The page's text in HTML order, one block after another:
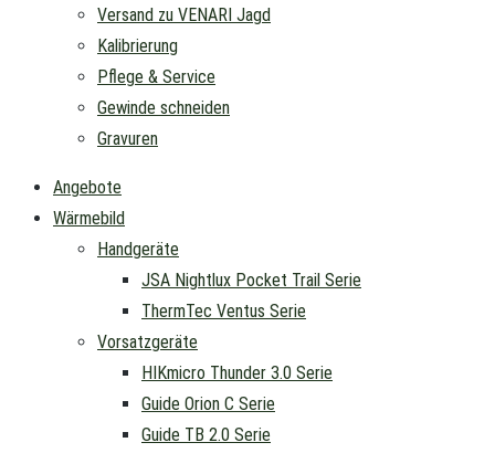
Versand zu VENARI Jagd
Kalibrierung
Pflege & Service
Gewinde schneiden
Gravuren
Angebote
Wärmebild
Handgeräte
JSA Nightlux Pocket Trail Serie
ThermTec Ventus Serie
Vorsatzgeräte
HIKmicro Thunder 3.0 Serie
Guide Orion C Serie
Guide TB 2.0 Serie